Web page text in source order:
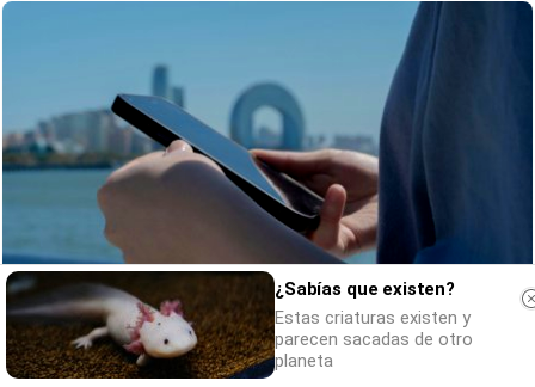
¿Sabes qué baja tu ánimo?
¿Te notas más irritable últimamente? Puede
¿Sabías que existen?
Estas criaturas existen y
parecen sacadas de otro
planeta